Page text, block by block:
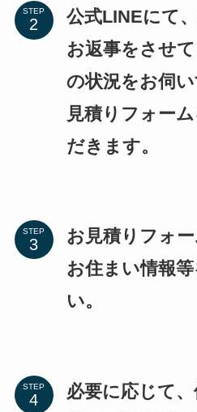
STEP
公式LINEにて
お返事をさせ
の状況をお伺
見積りフォー
だきます。
STEP
お見積りフォ
お住まい情報
い。
STEP
必要に応じて